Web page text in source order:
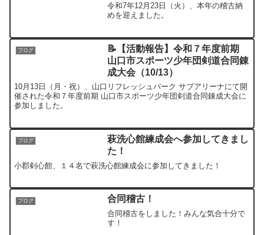
令和7年12月23日（火）、本年の稽古納
めを迎えました。
ブログ
📝【活動報告】令和７年度前期
山口市スポーツ少年団剣道合同錬
成大会（10/13）
10月13日（月・祝）、山口リフレッシュパーク サブアリーナにて開
催された令和７年度前期 山口市スポーツ少年団剣道合同錬成大会に
参加しました。
ブログ
萩洗心館練成会へ参加してきまし
た！
小郡剣心館、１４名で萩洗心館練成会に参加してきました！
ブログ 合同稽古！
合同稽古をしました！みんな気合十分で
す！